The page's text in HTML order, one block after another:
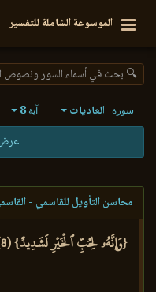
الموسوعة الشاملة للتفسير
🔍 بحث في أسماء السور ونصوص
سورة العاديات آية 8
محاسن التأويل للقاسمي -
{وَإِنَّهُۥ لِحُبِّ ٱلۡخَيۡرِ لَشَدِيدٌ} (8)